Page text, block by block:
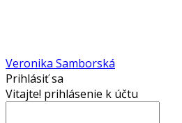
Veronika Samborská
Prihlásiť sa
Vitajte! prihlásenie k účtu